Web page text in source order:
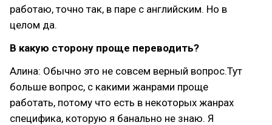
работаю, точно так, в паре с английским. Но в
целом да.
В какую сторону проще переводить?
Алина: Обычно это не совсем верный вопрос.Тут
больше вопрос, с какими жанрами проще
работать, потому что есть в некоторых жанрах
специфика, которую я банально не знаю. Я